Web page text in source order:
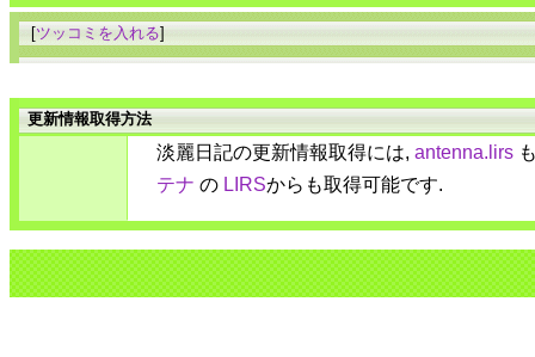
[ツッコミを入れる]
更新情報取得方法
淡麗日記の更新情報取得には, antenna.lirs
テナ の LIRSからも取得可能です.